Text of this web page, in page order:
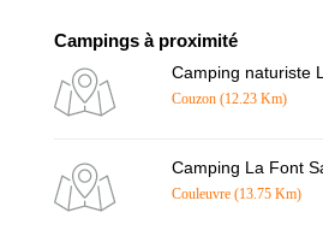
Campings à proximité
Camping naturiste
Couzon (12.23 Km)
Camping La Font
Couleuvre (13.75 Km)